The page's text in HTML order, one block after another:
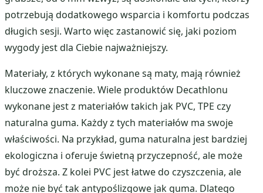
potrzebują dodatkowego wsparcia i komfortu podczas
długich sesji. Warto więc zastanowić się, jaki poziom
wygody jest dla Ciebie najważniejszy.
Materiały, z których wykonane są maty, mają również
kluczowe znaczenie. Wiele produktów Decathlonu
wykonane jest z materiałów takich jak PVC, TPE czy
naturalna guma. Każdy z tych materiałów ma swoje
właściwości. Na przykład, guma naturalna jest bardziej
ekologiczna i oferuje świetną przyczepność, ale może
być droższa. Z kolei PVC jest łatwe do czyszczenia, ale
może nie być tak antypoślizgowe jak guma. Dlatego